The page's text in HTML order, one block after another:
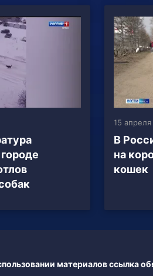
15 апреля
В
на
кошек
материалов ссылка